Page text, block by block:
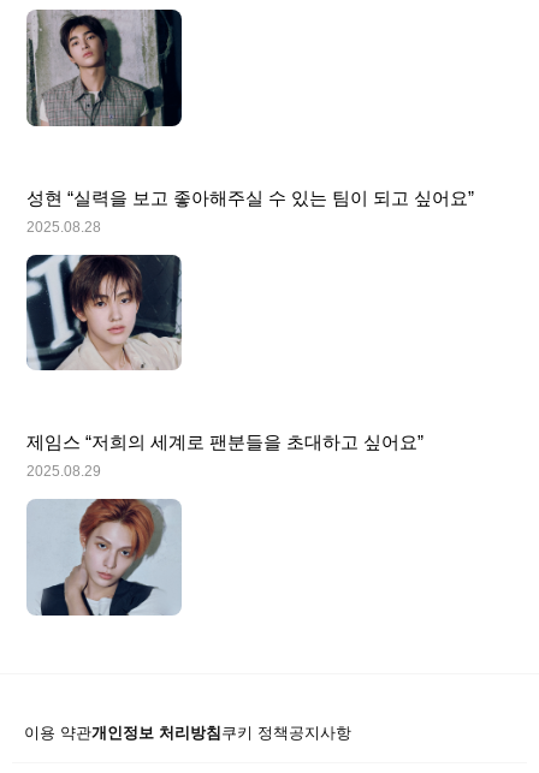
성현 “실력을 보고 좋아해주실 수 있는 팀이 되고 싶어요”
2025.08.28
제임스 “저희의 세계로 팬분들을 초대하고 싶어요”
2025.08.29
이용 약관개인정보 처리방침 쿠키 정책 공지사항